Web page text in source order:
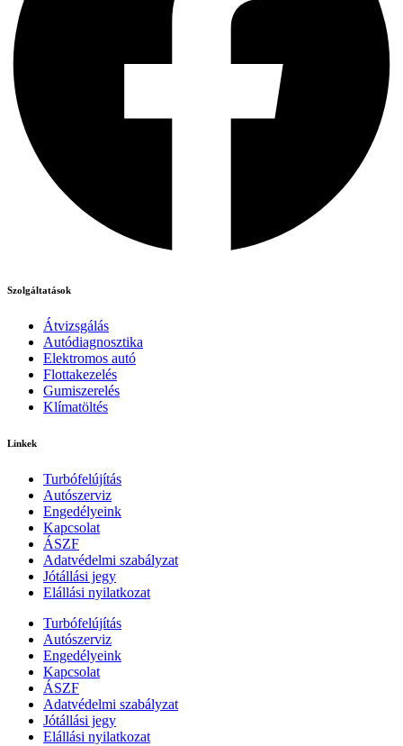
Szolgáltatások
Átvizsgálás
Autódiagnosztika
Elektromos autó
Flottakezelés
Gumiszerelés
Klímatöltés
Linkek
Turbófelújítás
Autószerviz
Engedélyeink
Kapcsolat
ÁSZF
Adatvédelmi szabályzat
Jótállási jegy
Elállási nyilatkozat
Turbófelújítás
Autószerviz
Engedélyeink
Kapcsolat
ÁSZF
Adatvédelmi szabályzat
Jótállási jegy
Elállási nyilatkozat